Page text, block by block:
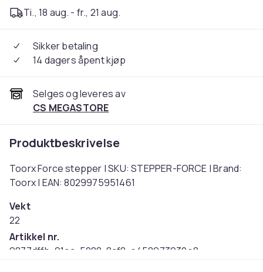
Ti., 18 aug. - fr., 21 aug.
Sikker betaling
14 dagers åpent kjøp
Selges og leveres av
CS MEGASTORE
Produktbeskrivelse
Toorx Force stepper | SKU: STEPPER-FORCE | Brand:
Toorx | EAN: 8029975951461
Vekt
22
Artikkel nr.
9877dffb-91ea-5088-8cf8-e458973930e8